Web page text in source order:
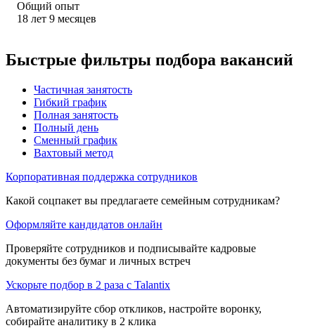
Общий опыт
18 лет 9 месяцев
Быстрые фильтры подбора вакансий
Частичная занятость
Гибкий график
Полная занятость
Полный день
Сменный график
Вахтовый метод
Корпоративная поддержка сотрудников
Какой соцпакет вы предлагаете семейным сотрудникам?
Оформляйте кандидатов онлайн
Проверяйте сотрудников и подписывайте кадровые
документы без бумаг и личных встреч
Ускорьте подбор в 2 раза с Talantix
Автоматизируйте сбор откликов, настройте воронку,
собирайте аналитику в 2 клика